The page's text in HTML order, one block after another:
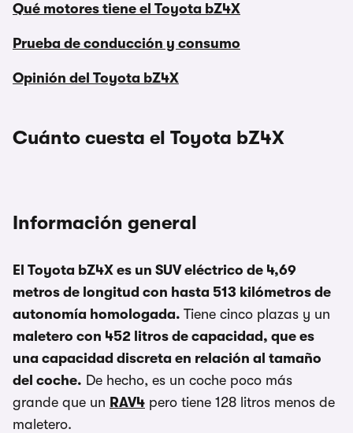
Qué motores tiene el Toyota bZ4X
Prueba de conducción y consumo
Opinión del Toyota bZ4X
Cuánto cuesta el Toyota bZ4X
Información general
El Toyota bZ4X es un SUV eléctrico de 4,69
metros de longitud con hasta 513 kilómetros de
autonomía homologada. Tiene cinco plazas y un
maletero con 452 litros de capacidad, que es
una capacidad discreta en relación al tamaño
del coche. De hecho, es un coche poco más
grande que un RAV4 pero tiene 128 litros menos de
maletero.